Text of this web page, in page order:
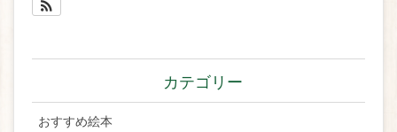
カテゴリー
おすすめ絵本